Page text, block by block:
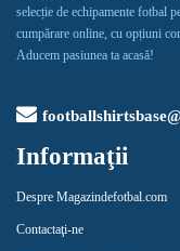
selecție de echipamente fotbal
cumpărare online, cu opțiuni
Aducem pasiunea ta acasă!
Informaţii
Despre Magazindefotbal.com
Contactaţi-ne